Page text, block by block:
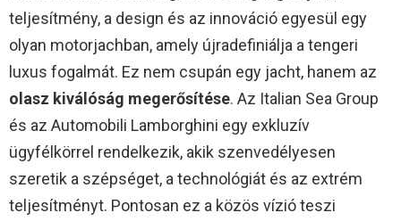
teljesítmény, a design és az innováció egyesül egy
olyan motorjachban, amely újradefiniálja a tengeri
luxus fogalmát. Ez nem csupán egy jacht, hanem az
olasz kiválóság megerősítése. Az Italian Sea Group
és az Automobili Lamborghini egy exkluzív
ügyfélkörrel rendelkezik, akik szenvedélyesen
szeretik a szépséget, a technológiát és az extrém
teljesítményt. Pontosan ez a közös vízió teszi